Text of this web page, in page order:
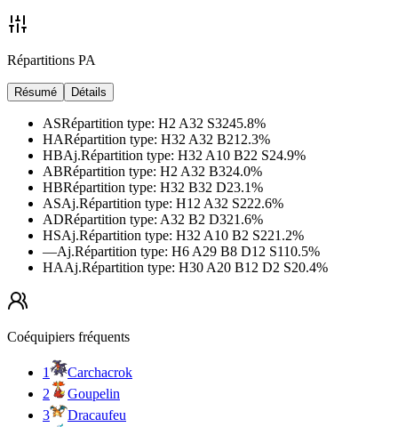
Répartitions PA
Résumé Détails
ASRépartition type: H2 A32 S3245.8%
HARépartition type: H32 A32 B212.3%
HBAj.Répartition type: H32 A10 B22 S24.9%
ABRépartition type: H2 A32 B324.0%
HBRépartition type: H32 B32 D23.1%
ASAj.Répartition type: H12 A32 S222.6%
ADRépartition type: A32 B2 D321.6%
HSAj.Répartition type: H32 A10 B2 S221.2%
—Aj.Répartition type: H6 A29 B8 D12 S110.5%
HAAj.Répartition type: H30 A20 B12 D2 S20.4%
Coéquipiers fréquents
1
Carchacrok
2
Goupelin
3
Dracaufeu